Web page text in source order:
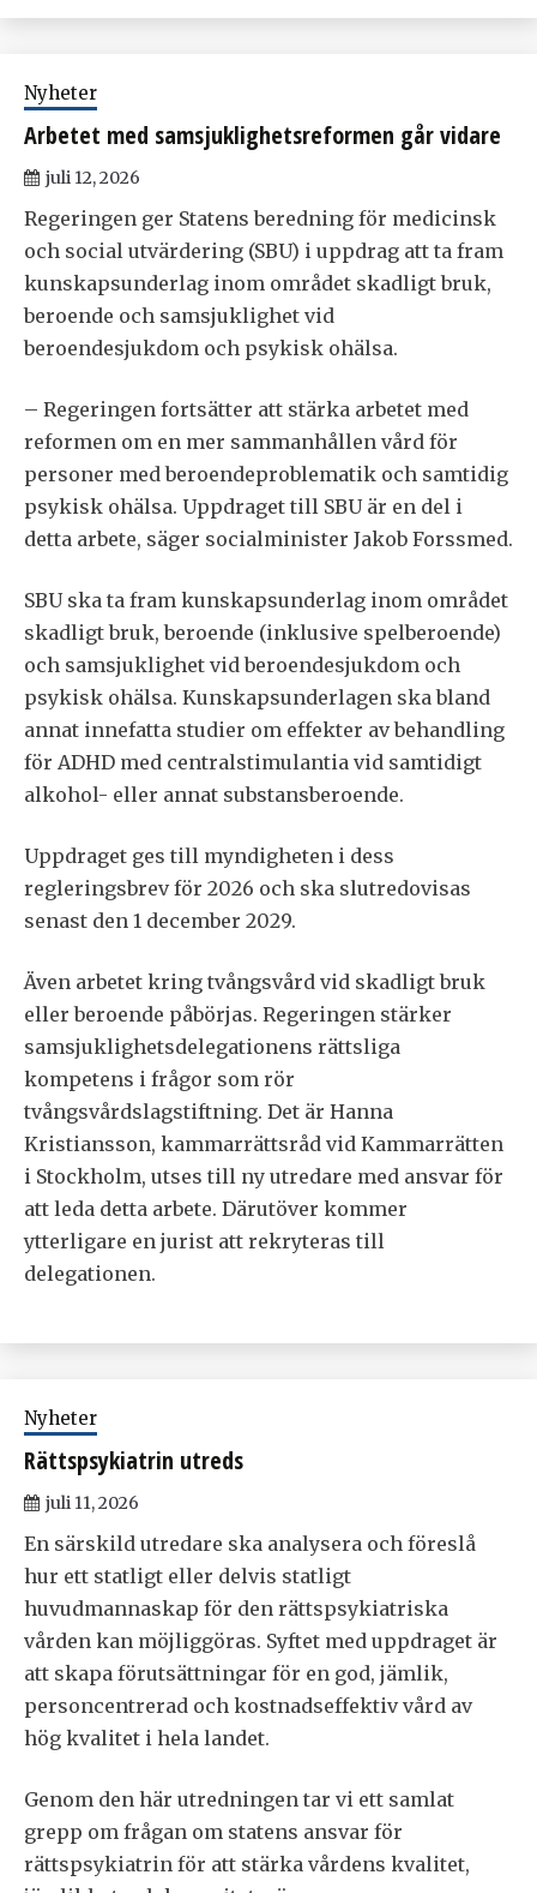
Nyheter
Arbetet med samsjuklighetsreformen går vidare
juli 12, 2026
Regeringen ger Statens beredning för medicinsk
och social utvärdering (SBU) i uppdrag att ta fram
kunskapsunderlag inom området skadligt bruk,
beroende och samsjuklighet vid
beroendesjukdom och psykisk ohälsa.
– Regeringen fortsätter att stärka arbetet med
reformen om en mer sammanhållen vård för
personer med beroendeproblematik och samtidig
psykisk ohälsa. Uppdraget till SBU är en del i
detta arbete, säger socialminister Jakob Forssmed.
SBU ska ta fram kunskapsunderlag inom området
skadligt bruk, beroende (inklusive spelberoende)
och samsjuklighet vid beroendesjukdom och
psykisk ohälsa. Kunskapsunderlagen ska bland
annat innefatta studier om effekter av behandling
för ADHD med centralstimulantia vid samtidigt
alkohol- eller annat substansberoende.
Uppdraget ges till myndigheten i dess
regleringsbrev för 2026 och ska slutredovisas
senast den 1 december 2029.
Även arbetet kring tvångsvård vid skadligt bruk
eller beroende påbörjas. Regeringen stärker
samsjuklighetsdelegationens rättsliga
kompetens i frågor som rör
tvångsvårdslagstiftning. Det är Hanna
Kristiansson, kammarrättsråd vid Kammarrätten
i Stockholm, utses till ny utredare med ansvar för
att leda detta arbete. Därutöver kommer
ytterligare en jurist att rekryteras till
delegationen.
Nyheter
Rättspsykiatrin utreds
juli 11, 2026
En särskild utredare ska analysera och föreslå
hur ett statligt eller delvis statligt
huvudmannaskap för den rättspsykiatriska
vården kan möjliggöras. Syftet med uppdraget är
att skapa förutsättningar för en god, jämlik,
personcentrerad och kostnadseffektiv vård av
hög kvalitet i hela landet.
Genom den här utredningen tar vi ett samlat
grepp om frågan om statens ansvar för
rättspsykiatrin för att stärka vårdens kvalitet,